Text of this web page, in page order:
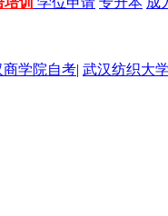
商学院自考| 武汉纺织大